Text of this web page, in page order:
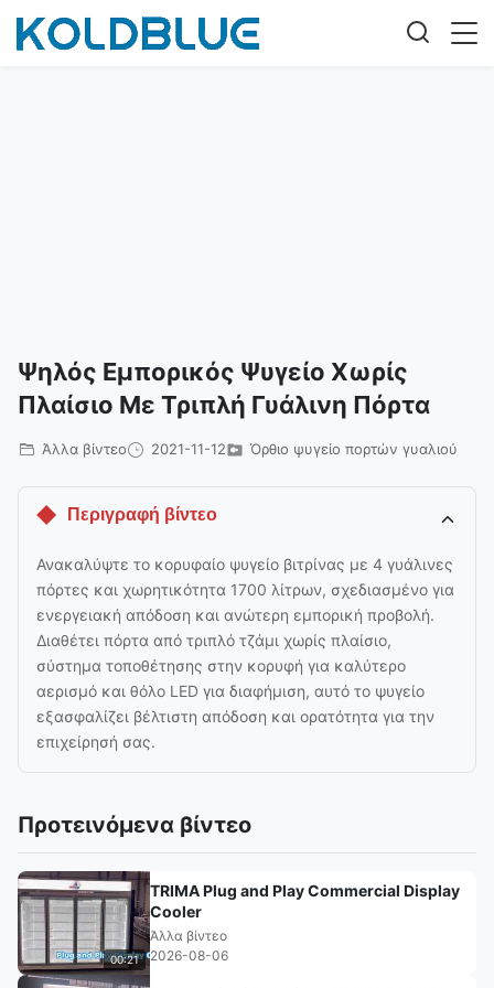
Ψηλός Εμπορικός Ψυγείο Χωρίς
Πλαίσιο Με Τριπλή Γυάλινη Πόρτα
Άλλα βίντεο 2021-11-12 Όρθιο ψυγείο πορτών γυαλιού
Περιγραφή βίντεο
Ανακαλύψτε το κορυφαίο ψυγείο βιτρίνας με 4 γυάλινες
πόρτες και χωρητικότητα 1700 λίτρων, σχεδιασμένο για
ενεργειακή απόδοση και ανώτερη εμπορική προβολή.
Διαθέτει πόρτα από τριπλό τζάμι χωρίς πλαίσιο,
σύστημα τοποθέτησης στην κορυφή για καλύτερο
αερισμό και θόλο LED για διαφήμιση, αυτό το ψυγείο
εξασφαλίζει βέλτιστη απόδοση και ορατότητα για την
επιχείρησή σας.
Προτεινόμενα βίντεο
00:21
TRIMA Plug and Play Commercial Display
Cooler
Άλλα βίντεο
2026-08-06